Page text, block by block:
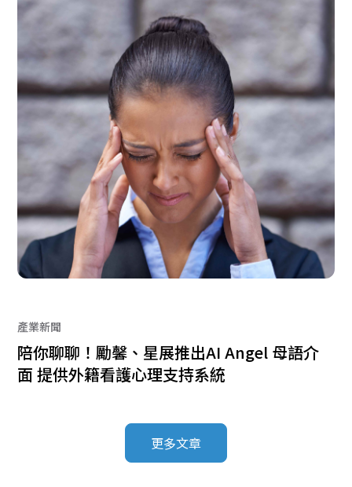
產業新聞
陪你聊聊！勵馨、星展推出AI Angel 母語介
面 提供外籍看護心理支持系統
更多文章